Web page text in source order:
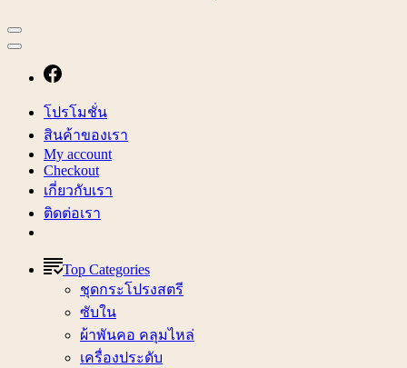
โปรโมชั่น
สินค้าของเรา
My account
Checkout
เกี่ยวกับเรา
ติดต่อเรา
Top Categories
ชุดกระโปรงสตรี
ซับใน
ผ้าพันคอ คลุมไหล่
เครื่องประดับ